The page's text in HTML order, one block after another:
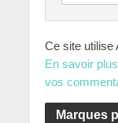
Ce site utilise
En savoir
vos
Marques